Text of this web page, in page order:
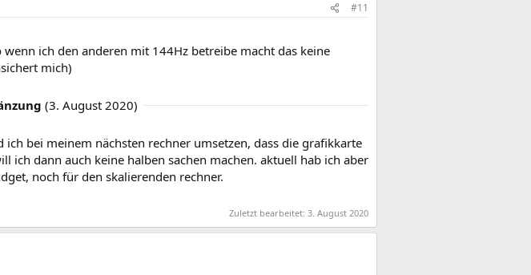
#11
ich den anderen mit 144Hz betreibe macht das keine
mich)
(3. August 2020)
bei meinem nächsten rechner umsetzen, dass die grafikkarte
ich dann auch keine halben sachen machen. aktuell hab ich aber
noch für den skalierenden rechner.
Zuletzt bearbeitet: 3. August 2020